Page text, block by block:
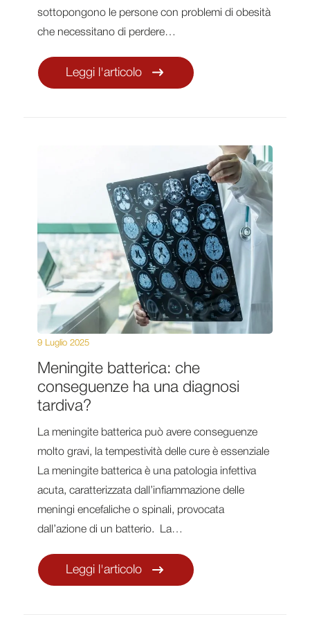
sottopongono le persone con problemi di obesità
che necessitano di perdere…
Leggi l'articolo
Meningite batterica: che
conseguenze ha una diagnosi
tardiva?
9 Luglio 2025
La meningite batterica può avere conseguenze
molto gravi, la tempestività delle cure è essenziale
La meningite batterica è una patologia infettiva
acuta, caratterizzata dall’infiammazione delle
meningi encefaliche o spinali, provocata
dall’azione di un batterio. La…
Leggi l'articolo